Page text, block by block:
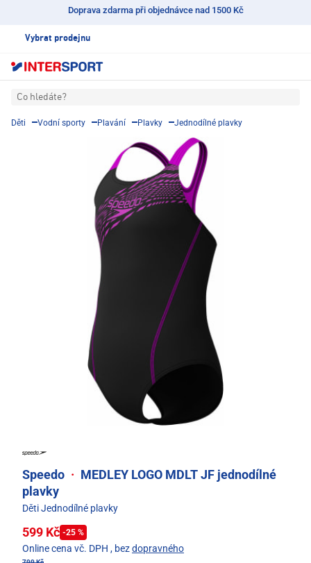
Doprava zdarma při objednávce nad 1500 Kč
Vybrat prodejnu
Co hledáte?
Děti Vodní sporty Plavání Plavky Jednodílné plavky
Speedo · MEDLEY LOGO MDLT JF jednodílné
plavky
Děti Jednodílné plavky
599 Kč -25 %
Online cena vč. DPH , bezdopravného